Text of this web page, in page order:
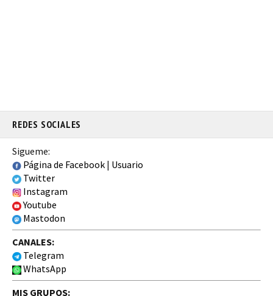
REDES SOCIALES
Sigueme:
Página de Facebook | Usuario
Twitter
Instagram
Youtube
Mastodon
CANALES:
Telegram
WhatsApp
MIS GRUPOS: